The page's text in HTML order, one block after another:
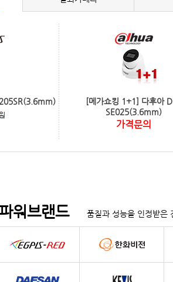
[메가쇼킹 1+1] 다후아
SE025(3.6mm)
가격문의
워브랜드 품질과 성능을 인정받은